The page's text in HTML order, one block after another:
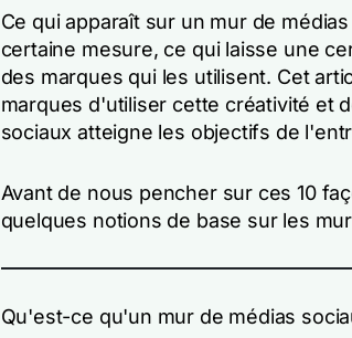
Ce qui apparaît sur un mur de
certaine mesure, ce qui laisse une
des marques qui les utilisent. Cet
marques d'utiliser cette créativité et
sociaux atteigne les objectifs de
Avant de nous pencher sur ces 10
quelques notions de base sur les
Qu'est-ce qu'un mur de médias